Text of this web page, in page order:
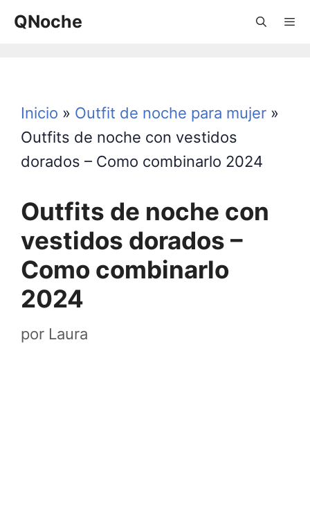
Saltar
QNoche
Inicio » Outfit de noche para mujer »
Outfits de noche con vestidos
dorados – Como combinarlo 2024
Outfits de noche con
vestidos dorados –
Como combinarlo
2024
por Laura